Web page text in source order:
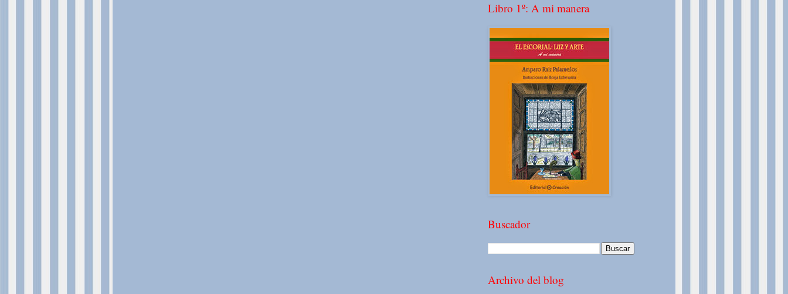
Libro 1º: A mi manera
Buscador
Archivo del blog